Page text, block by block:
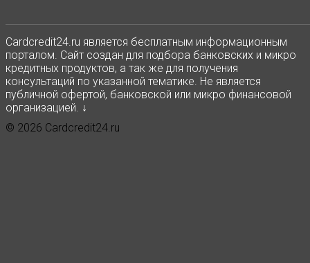
Сardcredit24.ru является бесплатным информационным
порталом. Сайт создан для подбора банковских и микро
кредитных продуктов, а так же для получения
консультаций по указанной тематике. Не является
публичной офертой, банковской или микро финансовой
организацией. ↓
© 2026 Cardcredit24.ru